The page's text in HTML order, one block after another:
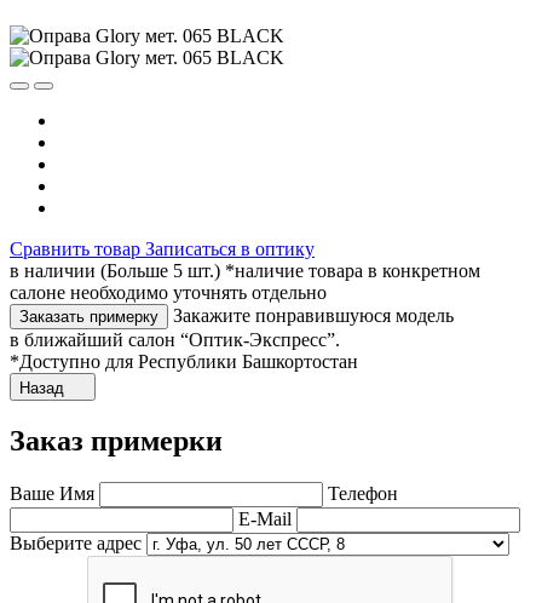
Сравнить товар Записаться в оптику
в наличии (Больше 5 шт.) *наличие товара в конкретном
салоне необходимо уточнять отдельно
Заказать примерку
Закажите понравившуюся модель
в ближайший салон “Оптик-Экспресс”.
*Доступно для Республики Башкортостан
Назад
Заказ примерки
Ваше Имя
Телефон
E-Mail
Выберите адрес